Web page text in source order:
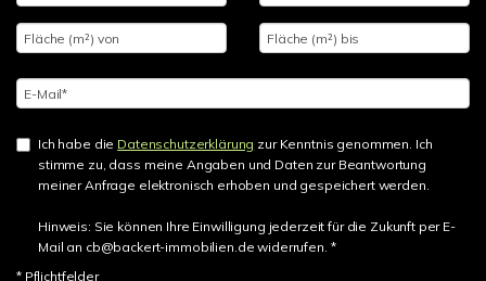
Ich habe die Datenschutzerklärung zur Kenntnis genommen. Ich
stimme zu, dass meine Angaben und Daten zur Beantwortung
meiner Anfrage elektronisch erhoben und gespeichert werden.
Hinweis: Sie können Ihre Einwilligung jederzeit für die Zukunft per E-
Mail an cb@backert-immobilien.de widerrufen. *
* Pflichtfelder